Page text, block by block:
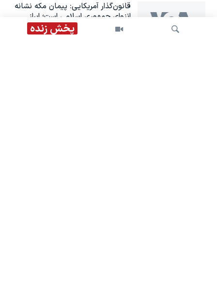
پخش زنده
قانون‌گذار آمریکایی: پیمان مکه نشانه
انزوای جمهوری اسلامی است؛ ابراز
امیدواری جو ویلسون نسبت به روی
کار آمدن حکومتی شایسته «تاریخ